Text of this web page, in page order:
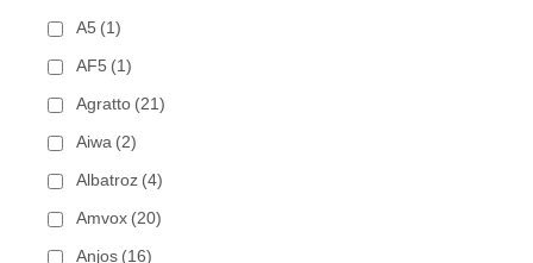
A5 (1)
AF5 (1)
Agratto (21)
Aiwa (2)
Albatroz (4)
Amvox (20)
Anjos (16)